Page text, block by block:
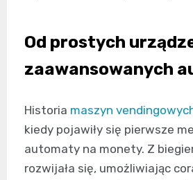
Od prostych
zaawansowanych
Historia maszyn
kiedy pojawiły się pierwsze
automaty na monety. Z
rozwijała się, umożliwiając